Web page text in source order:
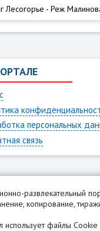
Лесогорье - Реж
персональных
связь
развлекательный
копирование,
использует файлы Cookie